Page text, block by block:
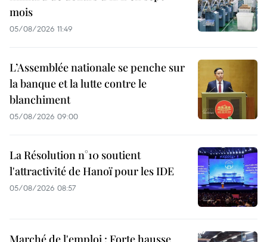
mois
05/08/2026 11:49
L’Assemblée nationale se penche sur
la banque et la lutte contre le
blanchiment
05/08/2026 09:00
La Résolution n°10 soutient
l'attractivité de Hanoï pour les IDE
05/08/2026 08:57
Marché de l'emploi : Forte hausse